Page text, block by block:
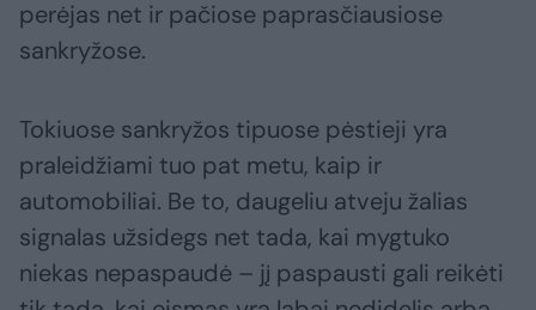
perėjas net ir pačiose paprasčiausiose
sankryžose.
Tokiuose sankryžos tipuose pėstieji yra
praleidžiami tuo pat metu, kaip ir
automobiliai. Be to, daugeliu atveju žalias
signalas užsidegs net tada, kai mygtuko
niekas nepaspaudė – jį paspausti gali reikėti